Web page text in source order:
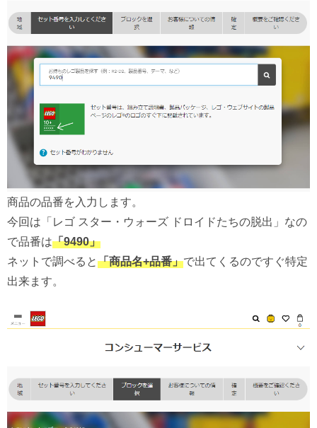
商品の品番を入力します。
今回は「レゴ スター・ウォーズ ドロイドたちの脱出」なの
で品番は「9490」
ネットで調べると「商品名+品番」で出てくるのですぐ特定
出来ます。